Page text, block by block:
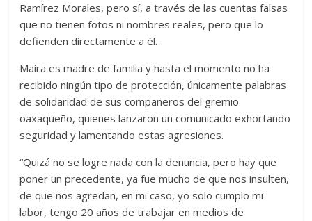
Ramírez Morales, pero sí, a través de las cuentas falsas
que no tienen fotos ni nombres reales, pero que lo
defienden directamente a él.
Maira es madre de familia y hasta el momento no ha
recibido ningún tipo de protección, únicamente palabras
de solidaridad de sus compañeros del gremio
oaxaqueño, quienes lanzaron un comunicado exhortando
seguridad y lamentando estas agresiones.
“Quizá no se logre nada con la denuncia, pero hay que
poner un precedente, ya fue mucho de que nos insulten,
de que nos agredan, en mi caso, yo solo cumplo mi
labor, tengo 20 años de trabajar en medios de